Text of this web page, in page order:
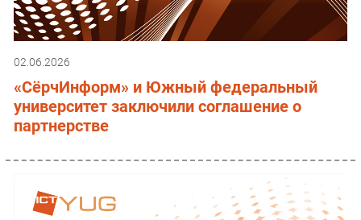
02.06.2026
«СёрчИнформ» и Южный федеральный
университет заключили соглашение о
партнерстве